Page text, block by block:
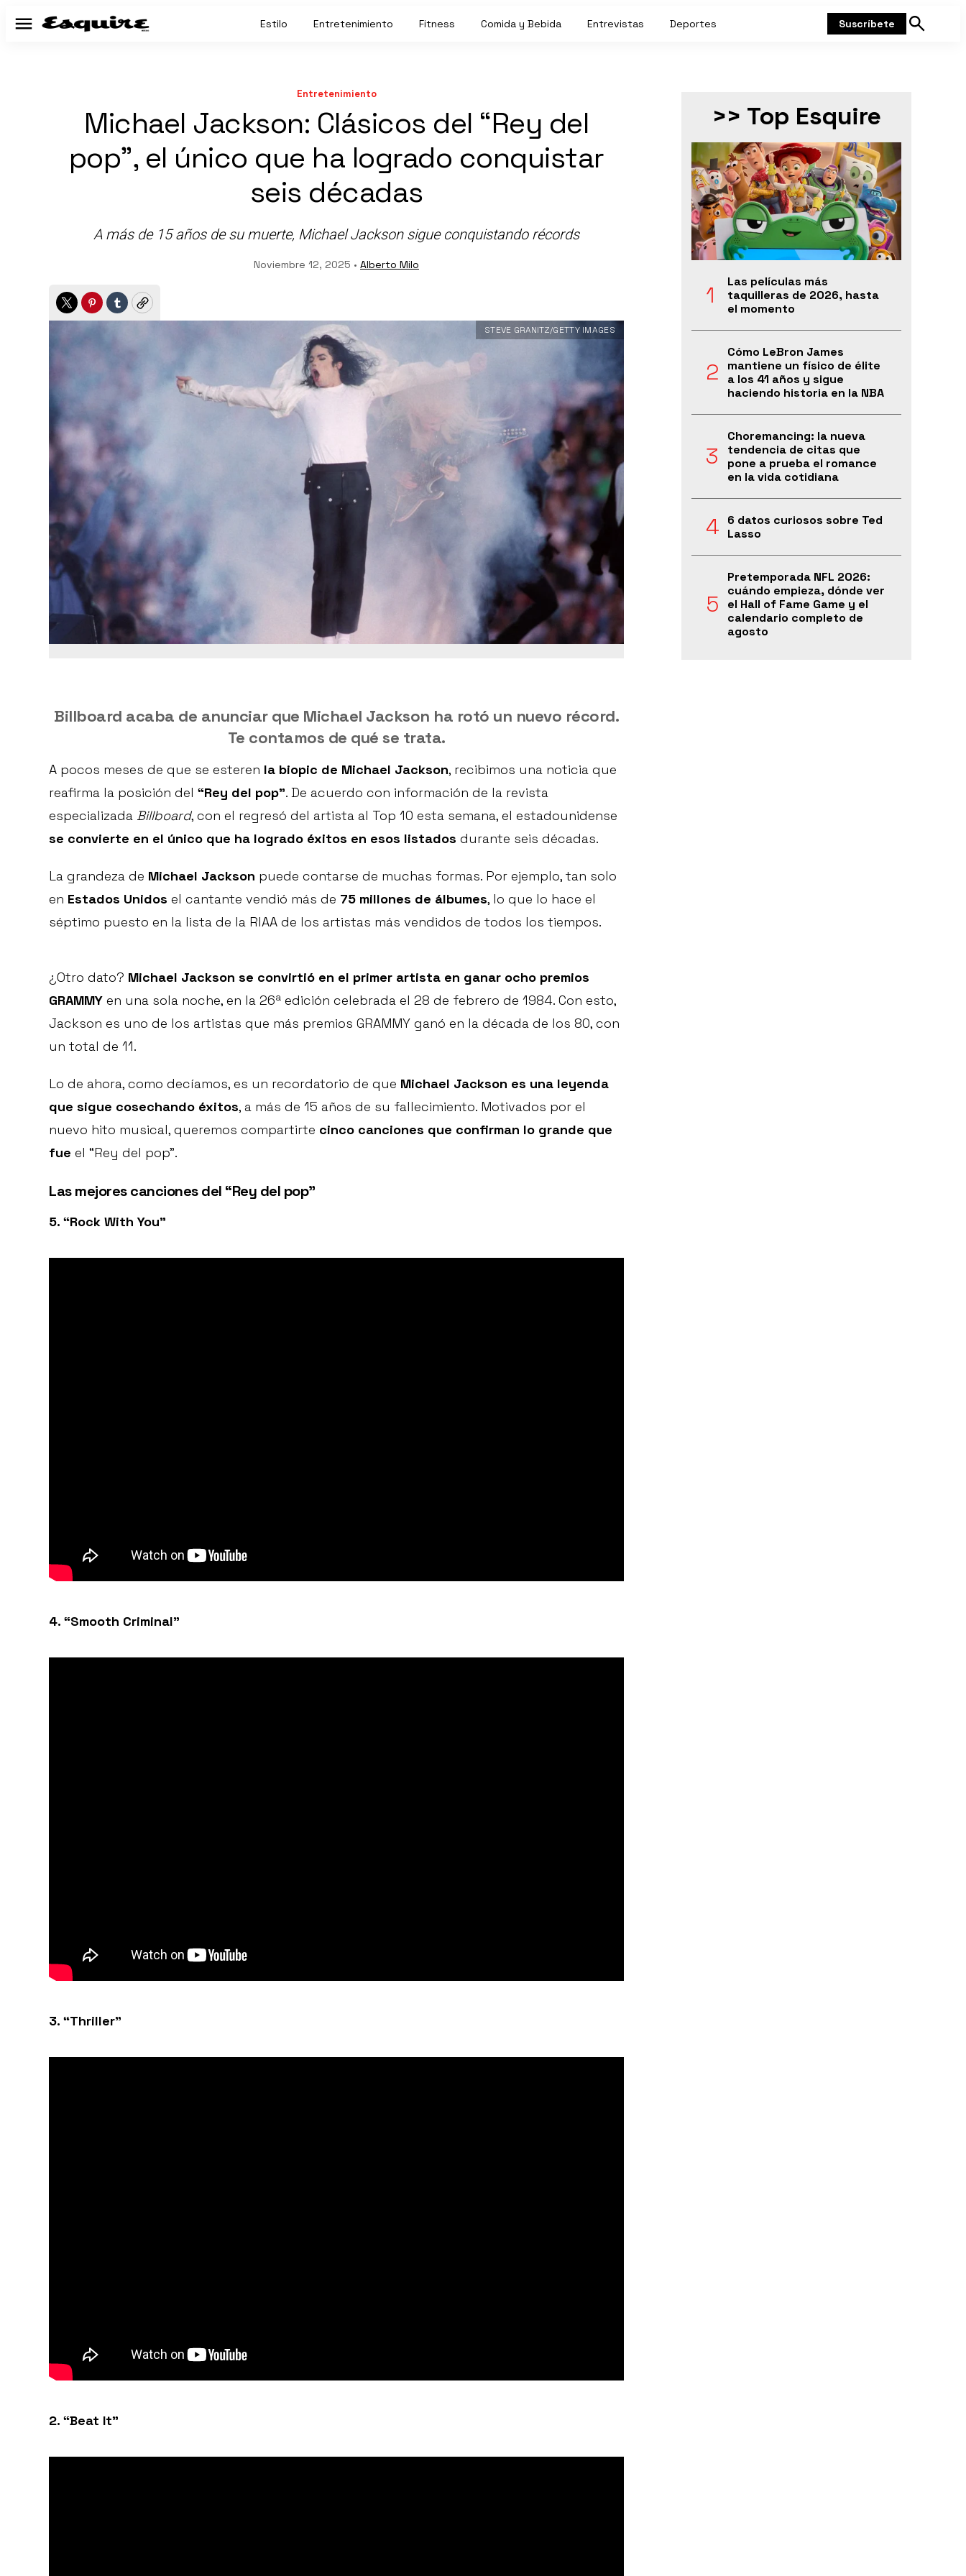
Menú Estilo Entretenimiento Fitness Comida y Bebida Entrevistas Deportes Suscríbete
Mostrar
Entretenimiento
Michael Jackson: Clásicos del “Rey del
pop”, el único que ha logrado conquistar
seis décadas
A más de 15 años de su muerte, Michael Jackson sigue conquistando récords
Noviembre 12, 2025 • Alberto Milo
TwitterPinterest
TumblrCopy
STEVE GRANITZ/GETTY IMAGES
Billboard acaba de anunciar que Michael Jackson ha rotó un nuevo récord.
Te contamos de qué se trata.
A pocos meses de que se esteren la biopic de Michael Jackson, recibimos una noticia que
reafirma la posición del “Rey del pop”. De acuerdo con información de la revista
especializada Billboard, con el regresó del artista al Top 10 esta semana, el estadounidense
se convierte en el único que ha logrado éxitos en esos listados durante seis décadas.
La grandeza de Michael Jackson puede contarse de muchas formas. Por ejemplo, tan solo
en Estados Unidos el cantante vendió más de 75 millones de álbumes, lo que lo hace el
séptimo puesto en la lista de la RIAA de los artistas más vendidos de todos los tiempos.
¿Otro dato? Michael Jackson se convirtió en el primer artista en ganar ocho premios
GRAMMY en una sola noche, en la 26ª edición celebrada el 28 de febrero de 1984. Con esto,
Jackson es uno de los artistas que más premios GRAMMY ganó en la década de los 80, con
un total de 11.
Lo de ahora, como decíamos, es un recordatorio de que Michael Jackson es una leyenda
que sigue cosechando éxitos, a más de 15 años de su fallecimiento. Motivados por el
nuevo hito musical, queremos compartirte cinco canciones que confirman lo grande que
fue el “Rey del pop”.
Las mejores canciones del “Rey del pop”
5. “Rock With You”
4. “Smooth Criminal”
3. “Thriller”
2. “Beat It”
>> Top Esquire
Las películas más
taquilleras de 2026, hasta
el momento
Cómo LeBron James
mantiene un físico de élite
a los 41 años y sigue
haciendo historia en la NBA
Choremancing: la nueva
tendencia de citas que
pone a prueba el romance
en la vida cotidiana
6 datos curiosos sobre Ted
Lasso
Pretemporada NFL 2026:
cuándo empieza, dónde ver
el Hall of Fame Game y el
calendario completo de
agosto